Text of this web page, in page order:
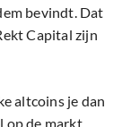
bevindt. Dat
Capital zijn
altcoins je dan
op de markt